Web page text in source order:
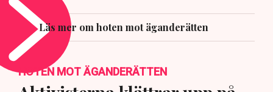
Läs mer om hoten mot äganderätten
HOTEN MOT ÄGANDERÄTTEN